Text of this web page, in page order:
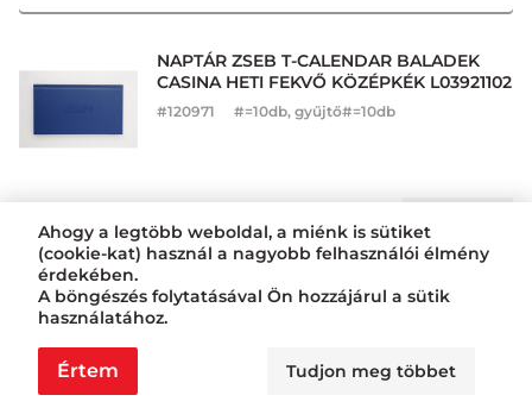
NAPTÁR ZSEB T-CALENDAR BALADEK
CASINA HETI FEKVŐ KÖZÉPKÉK L03921102
#120971 #=10db, gyűjtő#=10db
db
NAPTÁR ZSEB T-CALENDAR BALADEK
Ahogy a legtöbb weboldal, a miénk is sütiket
(cookie-kat) használ a nagyobb felhasználói élmény
érdekében.
A böngészés folytatásával Ön hozzájárul a sütik
használatához.
Értem Tudjon meg többet